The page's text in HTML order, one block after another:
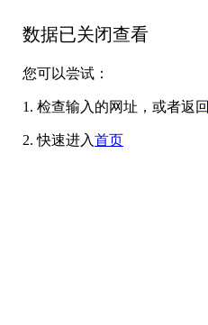
数据已关闭查看
您可以尝试：
1. 检查输入的网址，或者返回
2. 快速进入首页